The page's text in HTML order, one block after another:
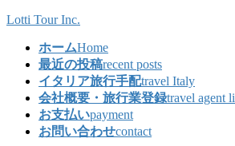
コ
ナ
Lotti Tour Inc.
ホームHome
最近の投稿recent posts
イタリア旅行手配travel Italy
会社概要・旅行業登録travel agent
お支払いpayment
お問い合わせcontact